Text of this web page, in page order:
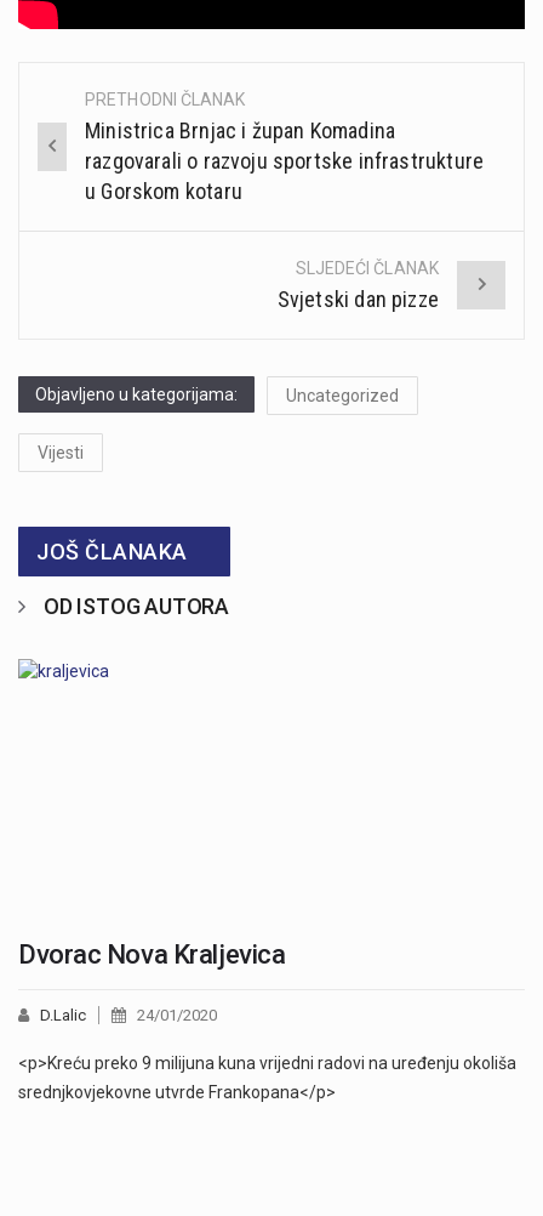
Post
navigation
PRETHODNI ČLANAK
Ministrica Brnjac i župan Komadina
razgovarali o razvoju sportske infrastrukture
u Gorskom kotaru
SLJEDEĆI ČLANAK
Svjetski dan pizze
Objavljeno u kategorijama: Uncategorized
Vijesti
JOŠ ČLANAKA
OD ISTOG AUTORA
Dvorac Nova Kraljevica
D.Lalic 24/01/2020
<p>Kreću preko 9 milijuna kuna vrijedni radovi na uređenju okoliša